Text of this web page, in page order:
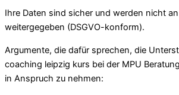
Ihre Daten sind sicher und werden nicht
weitergegeben (DSGVO-konform).
Argumente, die dafür sprechen, die
coaching leipzig kurs bei der MPU
in Anspruch zu nehmen: